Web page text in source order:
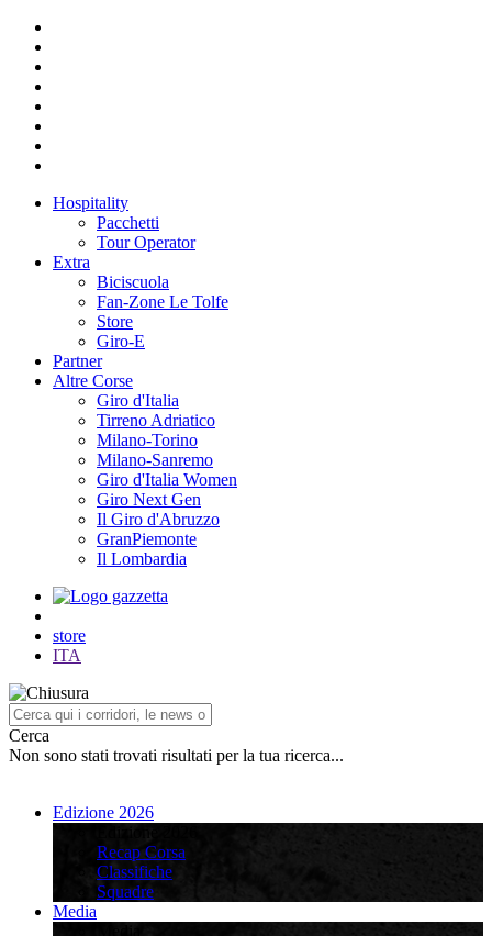
Hospitality
Pacchetti
Tour Operator
Extra
Biciscuola
Fan-Zone Le Tolfe
Store
Giro-E
Partner
Altre Corse
Giro d'Italia
Tirreno Adriatico
Milano-Torino
Milano-Sanremo
Giro d'Italia Women
Giro Next Gen
Il Giro d'Abruzzo
GranPiemonte
Il Lombardia
store
ITA
Cerca
Non sono stati trovati risultati per la tua ricerca...
Edizione 2026
Recap Corsa
Classifiche
Squadre
Media